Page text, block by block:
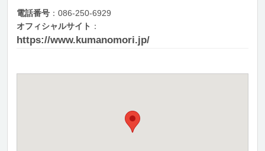
電話番号 ：086-250-6929
オフィシャルサイト ：
https://www.kumanomori.jp/